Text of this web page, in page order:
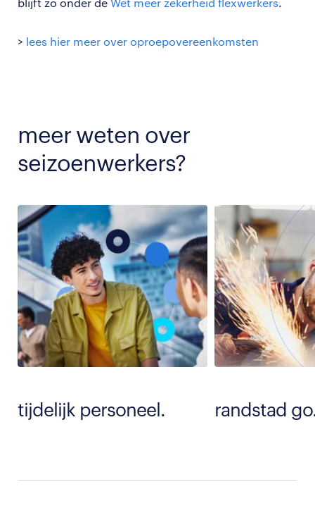
> lees hier meer over oproepovereenkomsten
meer weten over
seizoenwerkers?
tijdelijk personeel. randstad